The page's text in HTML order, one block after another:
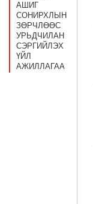
АШИГ
СОНИРХЛЫН
ЗӨРЧЛӨӨС
УРЬДЧИЛАН
СЭРГИЙЛЭХ
ҮЙЛ
АЖИЛЛАГАА